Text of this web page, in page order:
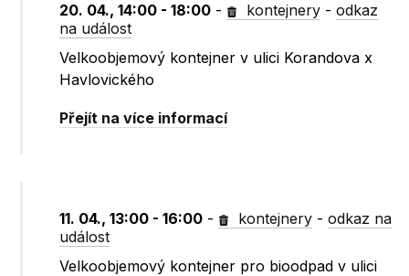
20. 04., 14:00 - 18:00 - kontejnery -odkaz
na událost
Velkoobjemový kontejner v ulici Korandova x
Havlovického
Přejít na více informací
11. 04., 13:00 - 16:00 - kontejnery -odkaz na
událost
Velkoobjemový kontejner pro bioodpad v ulici